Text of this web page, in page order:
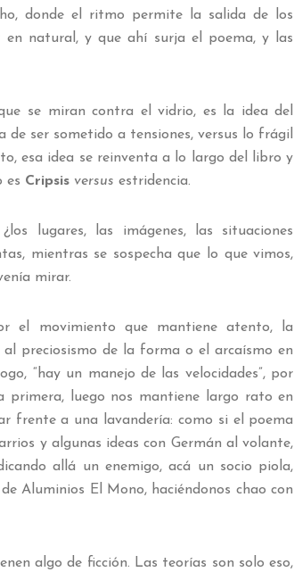
donde el ritmo permite la salida de los
natural, y que ahí surja el poema, y las
se miran contra el vidrio, es la idea del
ser sometido a tensiones, versus lo frágil
esa idea se reinventa a lo largo del libro y
es Cripsis versus estridencia.
lugares, las imágenes, las situaciones
mientras se sospecha que lo que vimos,
mirar.
el movimiento que mantiene atento, la
preciosismo de la forma o el arcaísmo en
“hay un manejo de las velocidades”, por
primera, luego nos mantiene largo rato en
frente a una lavandería: como si el poema
y algunas ideas con Germán al volante,
allá un enemigo, acá un socio piola,
Aluminios El Mono, haciéndonos chao con
algo de ficción. Las teorías son solo eso,